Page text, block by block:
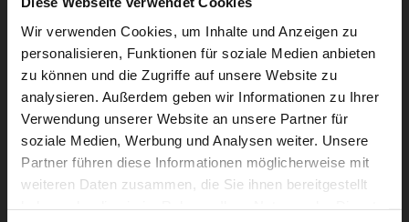
Wir verwenden Cookies, um Inhalte und Anzeigen zu
personalisieren, Funktionen für soziale Medien anbieten
zu können und die Zugriffe auf unsere Website zu
analysieren. Außerdem geben wir Informationen zu Ihrer
Verwendung unserer Website an unsere Partner für
soziale Medien, Werbung und Analysen weiter. Unsere
Partner führen diese Informationen möglicherweise mit
weiteren Daten zusammen, die Sie ihnen bereitgestellt
Dies könnte Sie auch